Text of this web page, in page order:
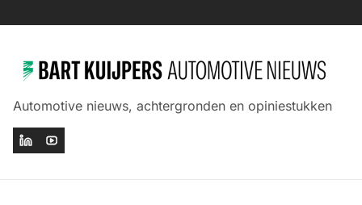
Automotive nieuws, achtergronden en opiniestukken